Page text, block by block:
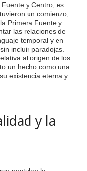
Fuente y Centro; es
un comienzo,
Primera Fuente y
las relaciones de
temporal y en
incluir paradojas.
al origen de los
un hecho como una
existencia eterna y
y la